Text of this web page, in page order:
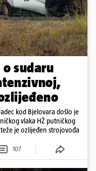
sudaru
kod Bjelovara došlo je
vlaka HŽ putničkog
je ozlijeđen strojovođa
107